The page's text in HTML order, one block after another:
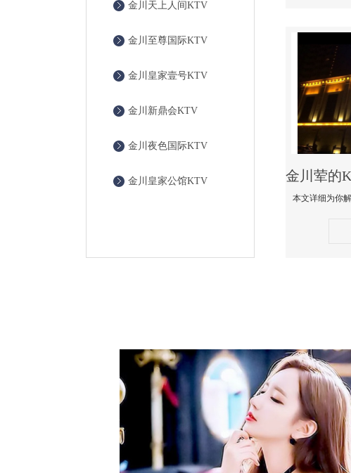
金川天上人间KTV
金川至尊国际KTV
金川皇家壹号KTV
金川新鼎会KTV
金川夜色国际KTV
金川皇家公馆KTV